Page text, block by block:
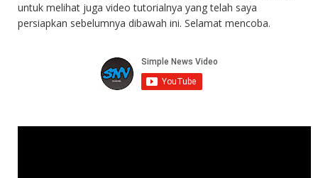
untuk melihat juga video tutorialnya yang telah saya
persiapkan sebelumnya dibawah ini. Selamat mencoba.